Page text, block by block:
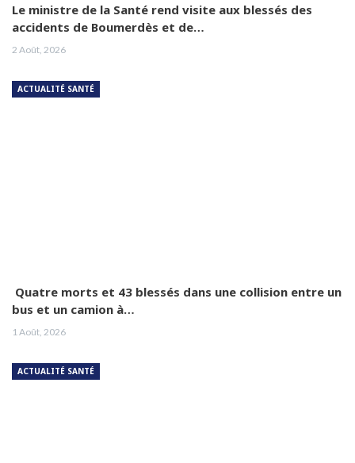
Le ministre de la Santé rend visite aux blessés des
accidents de Boumerdès et de…
2 Août, 2026
ACTUALITÉ SANTÉ
Quatre morts et 43 blessés dans une collision entre un
bus et un camion à…
1 Août, 2026
ACTUALITÉ SANTÉ